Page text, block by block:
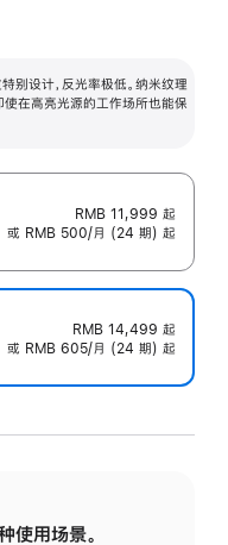
别设计，反光率极低。纳米纹理
使在高亮光源的工作场所也能保
RMB 11,999 起
或 RMB 500/月 (24 期) 起
RMB 14,499 起
或 RMB 605/月 (24 期) 起
使用场景。